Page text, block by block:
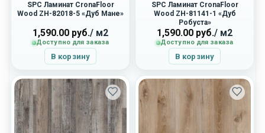
SPC Ламинат CronaFloor
Wood ZH-82018-5 «Дуб Мане»
1,590.00 руб./ м2
Доступно для заказа
В корзину
SPC Ламинат CronaFloor
Wood ZH-81141-1 «Дуб
Робуста»
1,590.00 руб./ м2
Доступно для заказа
В корзину